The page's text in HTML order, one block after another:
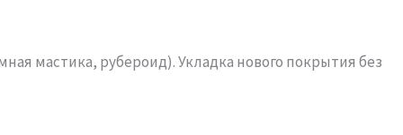
мастика, рубероид). Укладка нового покрытия без